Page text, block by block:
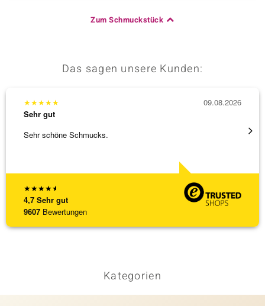
Zum Schmuckstück
Das sagen unsere Kunden:
★★★★★
4,7 Sehr gut
9607 Bewertungen
★★★★★
Sehr gut
Sehr schöne Schmucks.
09.08.2026
Kategorien